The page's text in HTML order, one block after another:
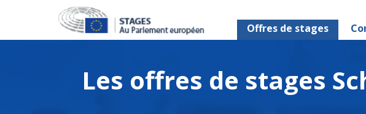
Offres de stages
Les offres de stages